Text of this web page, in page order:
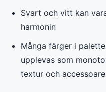
Svart och vitt kan
harmonin
Många färger i
upplevas som
textur och